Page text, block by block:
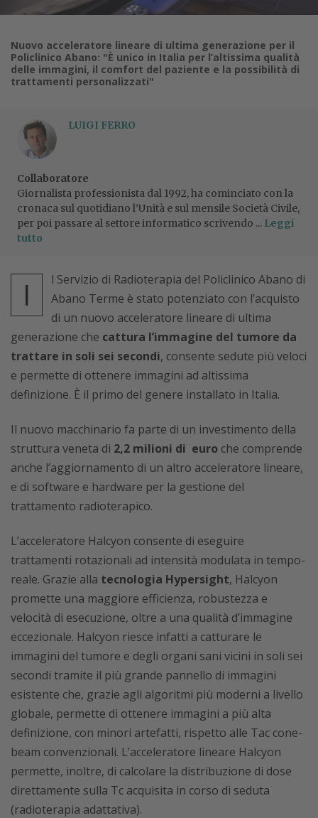
Nuovo acceleratore lineare di ultima generazione per il
Policlinico Abano: "È unico in Italia per l’altissima qualità
delle immagini, il comfort del paziente e la possibilità di
trattamenti personalizzati"
LUIGI FERRO
Collaboratore
Giornalista professionista dal 1992, ha cominciato con la
cronaca sul quotidiano l’Unità e sul mensile Società Civile,
per poi passare al settore informatico scrivendo ... Leggi
tutto
I
l Servizio di Radioterapia del Policlinico Abano di
Abano Terme è stato potenziato con l’acquisto
di un nuovo acceleratore lineare di ultima
generazione che cattura l’immagine del tumore da
trattare in soli sei secondi, consente sedute più veloci
e permette di ottenere immagini ad altissima
definizione. È il primo del genere installato in Italia.
Il nuovo macchinario fa parte di un investimento della
struttura veneta di 2,2 milioni di euro che comprende
anche l’aggiornamento di un altro acceleratore lineare,
e di software e hardware per la gestione del
trattamento radioterapico.
L’acceleratore Halcyon consente di eseguire
trattamenti rotazionali ad intensità modulata in tempo-
reale. Grazie alla tecnologia Hypersight, Halcyon
promette una maggiore efficienza, robustezza e
velocità di esecuzione, oltre a una qualità d’immagine
eccezionale. Halcyon riesce infatti a catturare le
immagini del tumore e degli organi sani vicini in soli sei
secondi tramite il più grande pannello di immagini
esistente che, grazie agli algoritmi più moderni a livello
globale, permette di ottenere immagini a più alta
definizione, con minori artefatti, rispetto alle Tac cone-
beam convenzionali. L’acceleratore lineare Halcyon
permette, inoltre, di calcolare la distribuzione di dose
direttamente sulla Tc acquisita in corso di seduta
(radioterapia adattativa).